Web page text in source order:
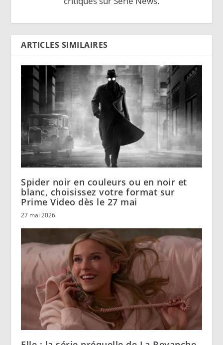
ARTICLES SIMILAIRES
Spider noir en couleurs ou en noir et
blanc, choisissez votre format sur
Prime Video dès le 27 mai
27 mai 2026